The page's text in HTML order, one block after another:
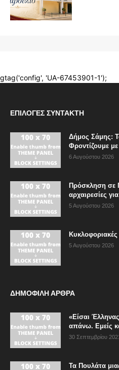
ΕΠΙΛΟΓΈΣ ΣΥΝΤΆΚΤΗ
Δήμος Σάμης:
Φροντίζουμε
6 Αυγούστου 2026
Πρόσκληση σε
αρχαιρεσίες
5 Αυγούστου 2026
5 Αυγούστου 2026
ΔΗΜΟΦΙΛΗ ΑΡΘΡΑ
«Είσαι
απάνω. Εμείς
30 Σεπτεμβρίου
Τα Πουλάτα